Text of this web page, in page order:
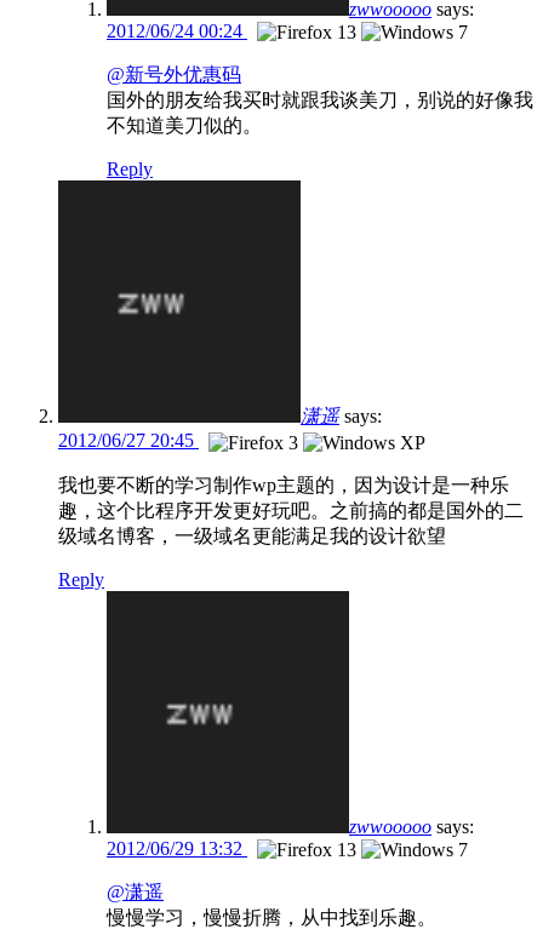
zwwooooo says:
2012/06/24 00:24
@新号外优惠码
国外的朋友给我买时就跟我谈美刀，别说的好像我
不知道美刀似的。
Reply
潇遥 says:
2012/06/27 20:45
我也要不断的学习制作wp主题的，因为设计是一种乐
趣，这个比程序开发更好玩吧。之前搞的都是国外的二
级域名博客，一级域名更能满足我的设计欲望
Reply
zwwooooo says:
2012/06/29 13:32
@潇遥
慢慢学习，慢慢折腾，从中找到乐趣。